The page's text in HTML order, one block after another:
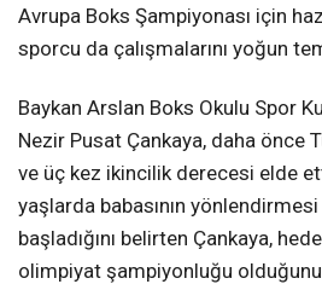
Avrupa Boks Şampiyonası için
sporcu da çalışmalarını yoğun
Baykan Arslan Boks Okulu Spor
Nezir Pusat Çankaya, daha önce
ve üç kez ikincilik derecesi elde
yaşlarda babasının
başladığını belirten Çankaya,
olimpiyat şampiyonluğu